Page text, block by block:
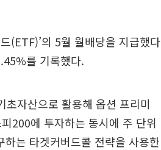
(ETF)’의 5월 월배당을 지급했다
를 기록했다.
초자산으로 활용해 옵션 프리미
200에 투자하는 동시에 주 단위
는 타겟커버드콜 전략을 사용한